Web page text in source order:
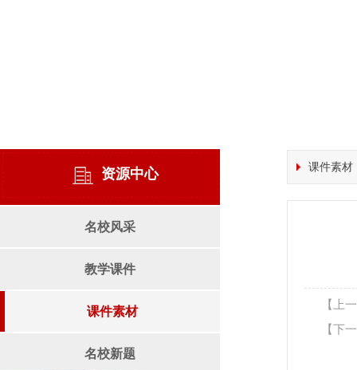
资源中心
名校风采
教学课件
课件素材
名校新题
课件素材
【上
【下